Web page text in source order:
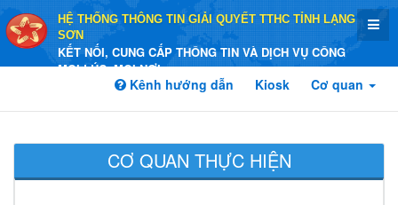
HỆ THỐNG THÔNG TIN GIẢI QUYẾT TTHC TỈNH LẠNG
SƠN
KẾT NỐI, CUNG CẤP THÔNG TIN VÀ DỊCH VỤ CÔNG
MỌI LÚC, MỌI NƠI
Kênh hướng dẫn Kiosk Cơ quan
CƠ QUAN THỰC HIỆN